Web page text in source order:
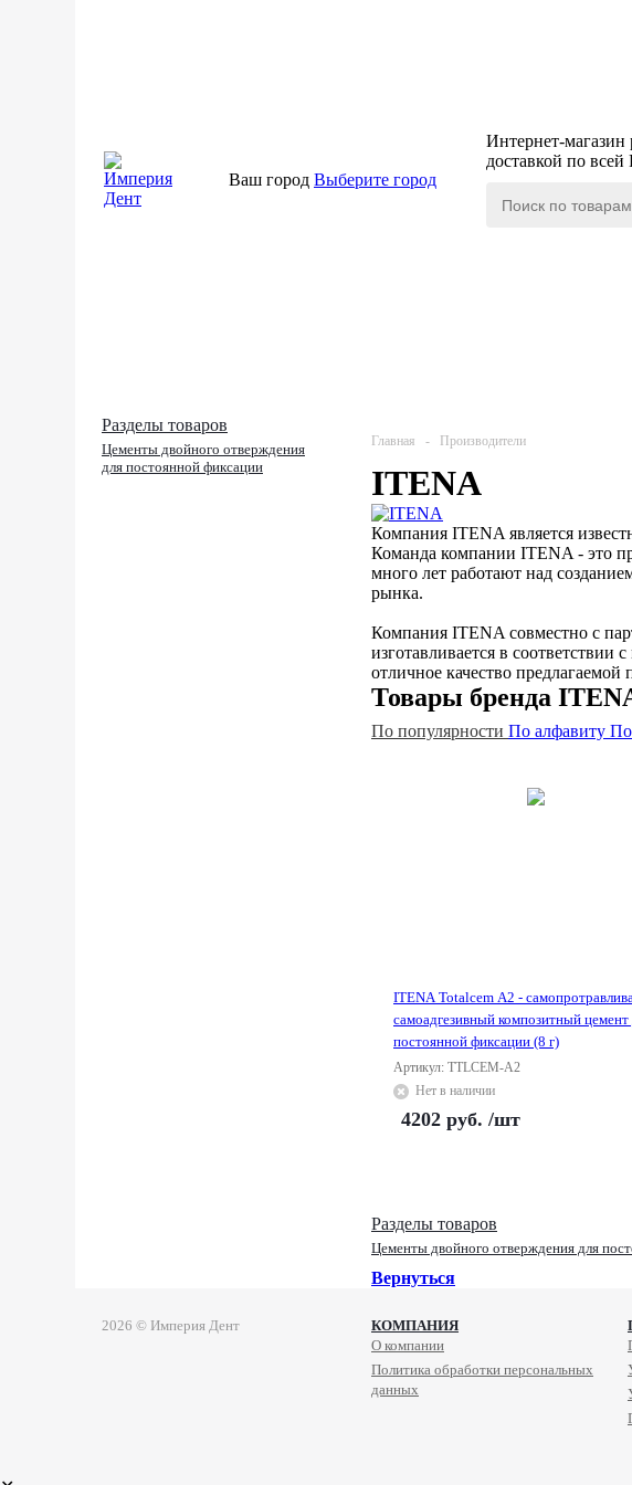
Ваш город Выберите город
Интернет-магазин
доставкой по
Разделы товаров
Цементы двойного отверждения
для постоянной фиксации
Главная - Производители
ITENA
Компания ITENA является
Команда компании ITENA - это
много лет работают над
рынка.
Компания ITENA совместно с
изготавливается в
отличное качество
Товары бренда
По популярности По алфавиту
ITENA Totalcem A2 -
самоадгезивный композитный цемент
постоянной фиксации (8 г)
Артикул: TTLCEM-A2
Нет в наличии
4202 руб. /шт
Разделы товаров
Цементы двойного отверждения для
Вернуться
2026 © Империя Дент КОМПАНИЯ
О компании
Политика обработки персональных
данных